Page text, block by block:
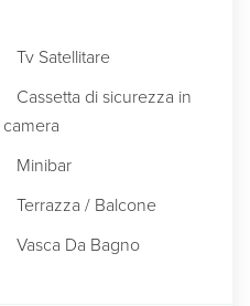
Tv Satellitare
Cassetta di sicurezza in
camera
Minibar
Terrazza / Balcone
Vasca Da Bagno